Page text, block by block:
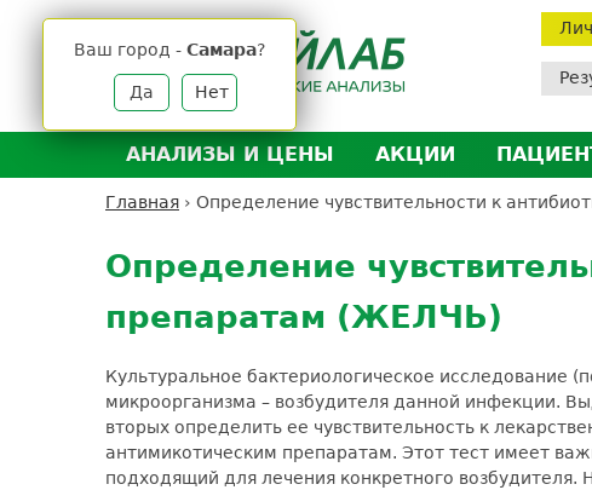
Ваш город - Самара?
Да Нет
АНАЛИЗЫ И ЦЕНЫ
Анализы и цены
Выезд на дом
Подготовка к анализам
АКЦИИ
ДМС
Главная › Определение чувствительности к
to
top
Определение
препаратам (ЖЕЛЧЬ)
Культуральное бактериологическое исследование
микроорганизма – возбудителя данной инфекции.
вторых определить ее чувствительность к
антимикотическим препаратам. Этот тест имеет
подходящий для лечения конкретного